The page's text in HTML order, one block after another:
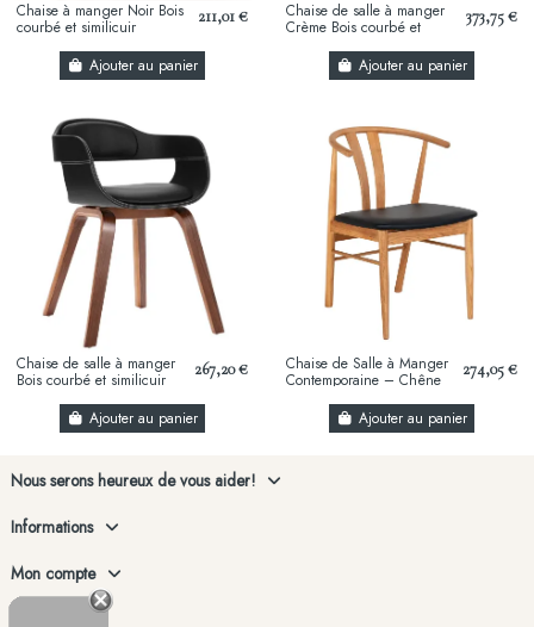
Chaise à manger Noir Bois
courbé et similicuir
211,01 €
Ajouter au panier
Chaise de salle à manger
Crème Bois courbé et
373,75 €
Ajouter au panier
Chaise de salle à manger
Bois courbé et similicuir
267,20 €
Ajouter au panier
Chaise de Salle à Manger
Contemporaine – Chêne
274,05 €
Ajouter au panier
Nous serons heureux de vous aider!
Informations
Mon compte